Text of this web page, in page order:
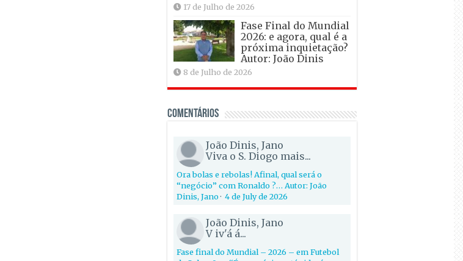
17 de Julho de 2026
Fase Final do Mundial
2026: e agora, qual é a
próxima inquietação?
Autor: João Dinis
8 de Julho de 2026
Comentários
João Dinis, Jano
Viva o S. Diogo mais...
Ora bolas e rebolas! Afinal, qual será o
“negócio” com Ronaldo ?… Autor: João
Dinis, Jano· 4 de July de 2026
João Dinis, Jano
V iv'á á...
Fase final do Mundial – 2026 – em Futebol